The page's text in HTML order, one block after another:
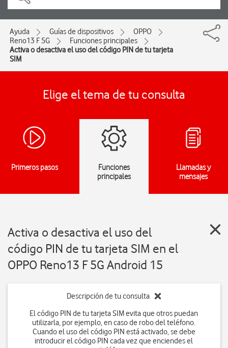
Ayuda Guías de dispositivos
OPPO
Reno13 F 5G
Funciones principales
Activa o desactiva el uso del código PIN de tu tarjeta
SIM
Elige el tema de tu consulta
Primeros pasos
Funciones
principales
Llamadas y
mensajes
Activa o desactiva el uso del
código PIN de tu tarjeta SIM en el
OPPO Reno13 F 5G Android 15
Descripción de tu consulta
El código PIN de tu tarjeta SIM evita que otros puedan
utilizarla, por ejemplo, en caso de robo del teléfono.
Cuando el uso del código PIN está activado, se debe
introducir el código PIN cada vez que enciendes el